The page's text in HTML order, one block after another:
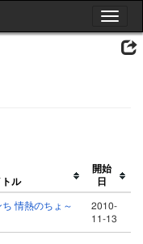
Toggle
ル
開始
日
情熱のちょ～
2010-
11-13